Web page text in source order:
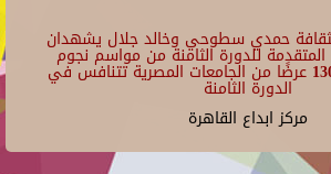
حمدي سطوحي وخالد جلال يشهدان
للدورة الثامنة من مواسم نجوم
المسرح الجامعي 130 عرضًا من الجامعات المصرية تتنافس في
الدورة الثامنة
مركز ابداع القاهرة